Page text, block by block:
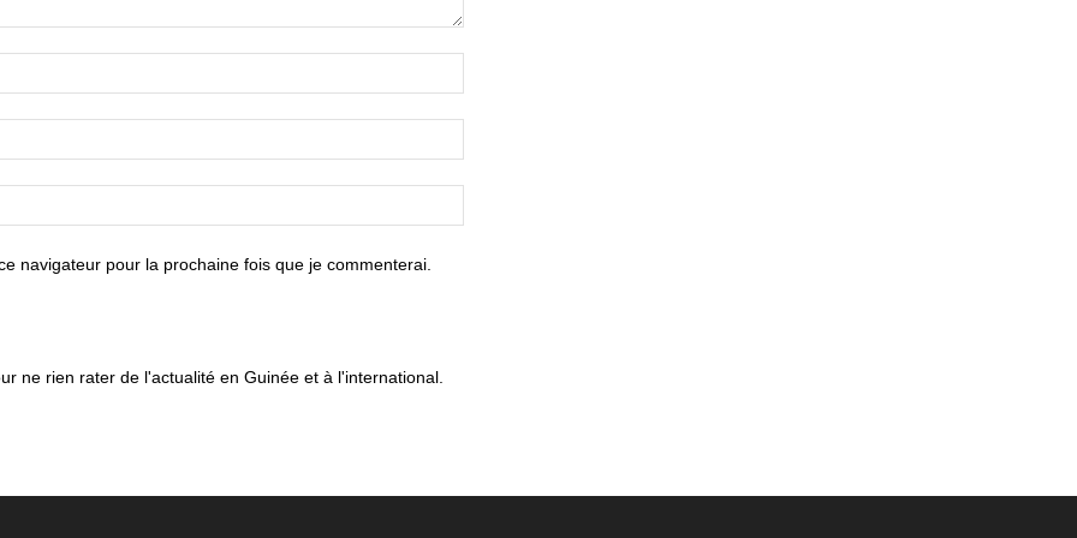
navigateur pour la prochaine fois que je commenterai.
ne rien rater de l'actualité en Guinée et à l'international.